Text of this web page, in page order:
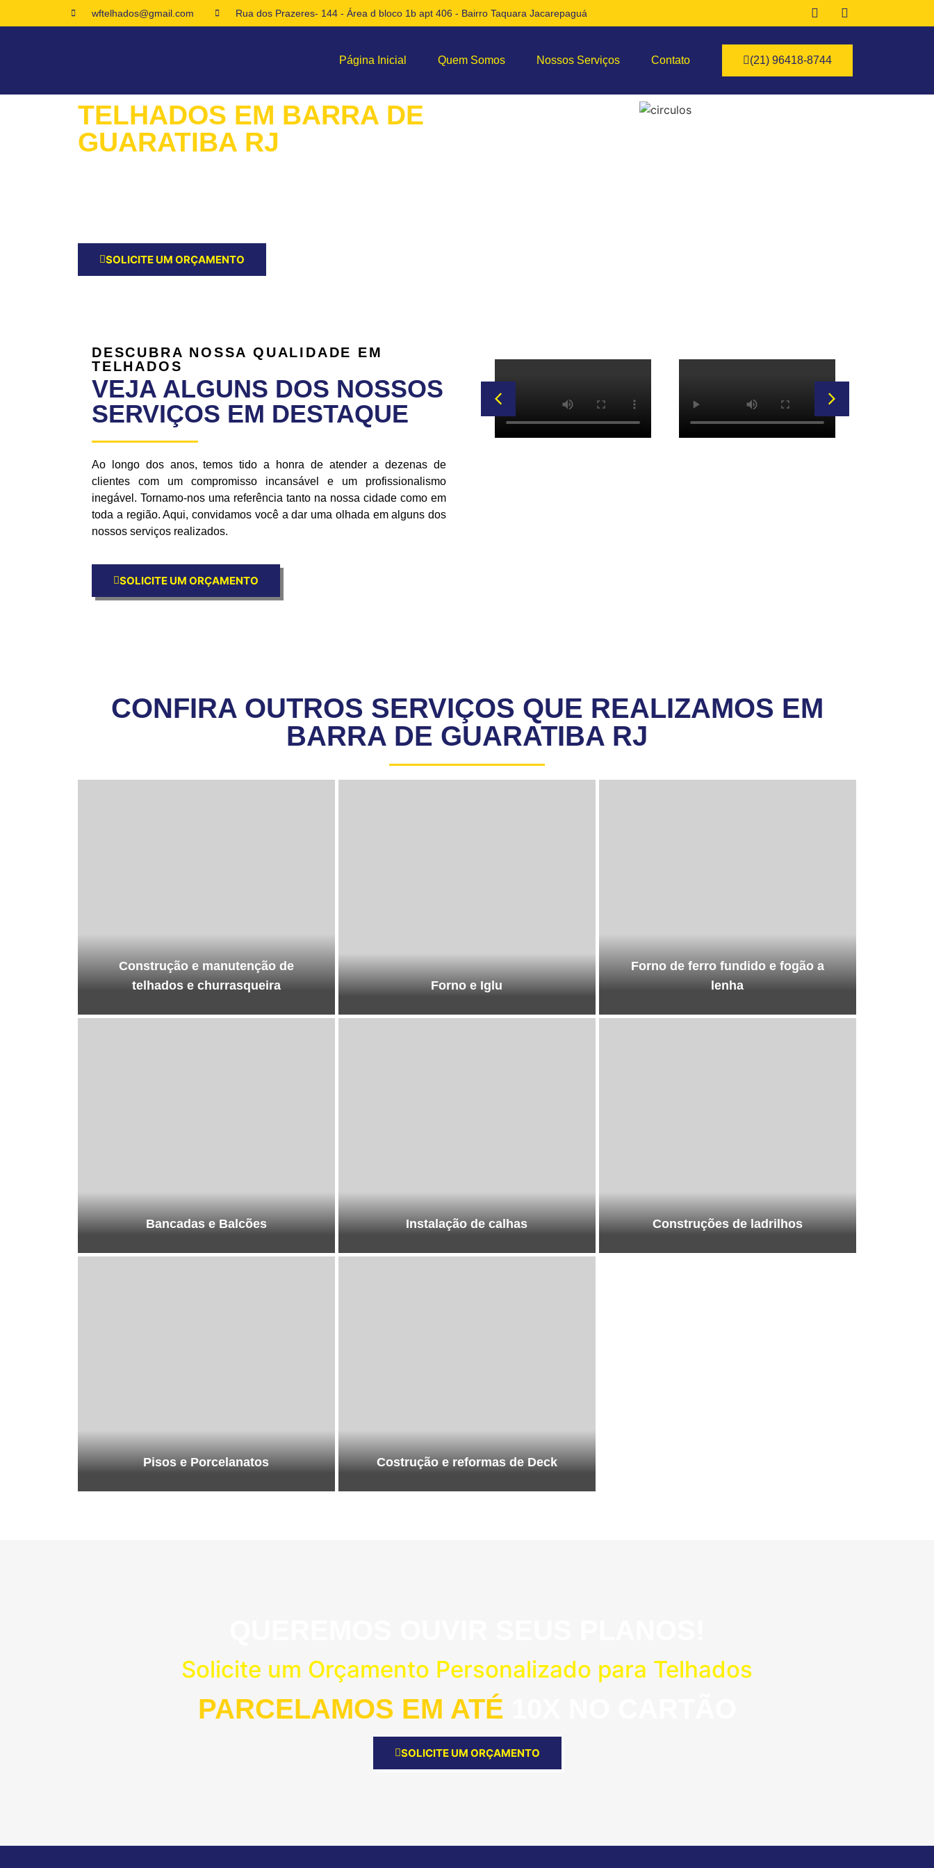
wftelhados@gmail.com Rua dos Prazeres- 144 - Área d bloco 1b apt 406 - Bairro Taquara Jacarepaguá
Página Inicial Quem Somos Nossos Serviços Contato (21) 96418-8744
TELHADOS EM BARRA DE
GUARATIBA RJ
SOLICITE UM ORÇAMENTO
DESCUBRA NOSSA QUALIDADE EM
TELHADOS
VEJA ALGUNS DOS NOSSOS
SERVIÇOS EM DESTAQUE
Ao longo dos anos, temos tido a honra de atender a dezenas de
clientes com um compromisso incansável e um profissionalismo
inegável. Tornamo-nos uma referência tanto na nossa cidade como em
toda a região. Aqui, convidamos você a dar uma olhada em alguns dos
nossos serviços realizados.
SOLICITE UM ORÇAMENTO
CONFIRA OUTROS SERVIÇOS QUE REALIZAMOS EM
BARRA DE GUARATIBA RJ
Construção e manutenção de
telhados e churrasqueira
Forno e Iglu
Forno de ferro fundido e fogão a
lenha
Bancadas e Balcões Instalação de calhas Construções de ladrilhos
Pisos e Porcelanatos Costrução e reformas de Deck
Solicite um Orçamento Personalizado para Telhados
PARCELAMOS EM ATÉ
SOLICITE UM ORÇAMENTO